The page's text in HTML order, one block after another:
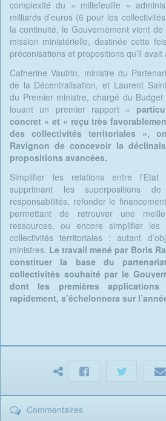
complexité du « millefeuille »
milliards d’euros (6 pour les
la continuité, le Gouvernement vient
mission ministérielle, destinée cette
préconisations et propositions qu’il
Catherine Vautrin, ministre du
de la Décentralisation, et Laurent
du Premier ministre, chargé du
louant un premier rapport «
concret » et « reçu très
des collectivités territoriales »,
Ravignon de concevoir la
propositions avancées.
Simplifier les relations entre
supprimant les superpositions
responsabilités, refonder le
permettant de retrouver une
ressources, ou encore simplifier
collectivités territoriales : autant
ministres. Le travail mené par Boris
constituer la base du
collectivités souhaité par le
dont les premières
rapidement, s’échelonnera sur
Commentaires